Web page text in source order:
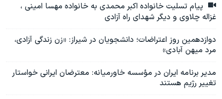
پیام تسلیت خانواده اکبر محمدی به خانواده مهسا امینی ،
غزاله چلاوی و دیگر شهدای راه آزادی
دوازدهمین روز اعتراضات؛ دانشجویان در شیراز: «زن زندگی آزادی،
مرد میهن آبادی»
مدیر برنامه ایران در مؤسسه خاورمیانه: معترضان ایرانی خواستار
تغییر رژیم هستند